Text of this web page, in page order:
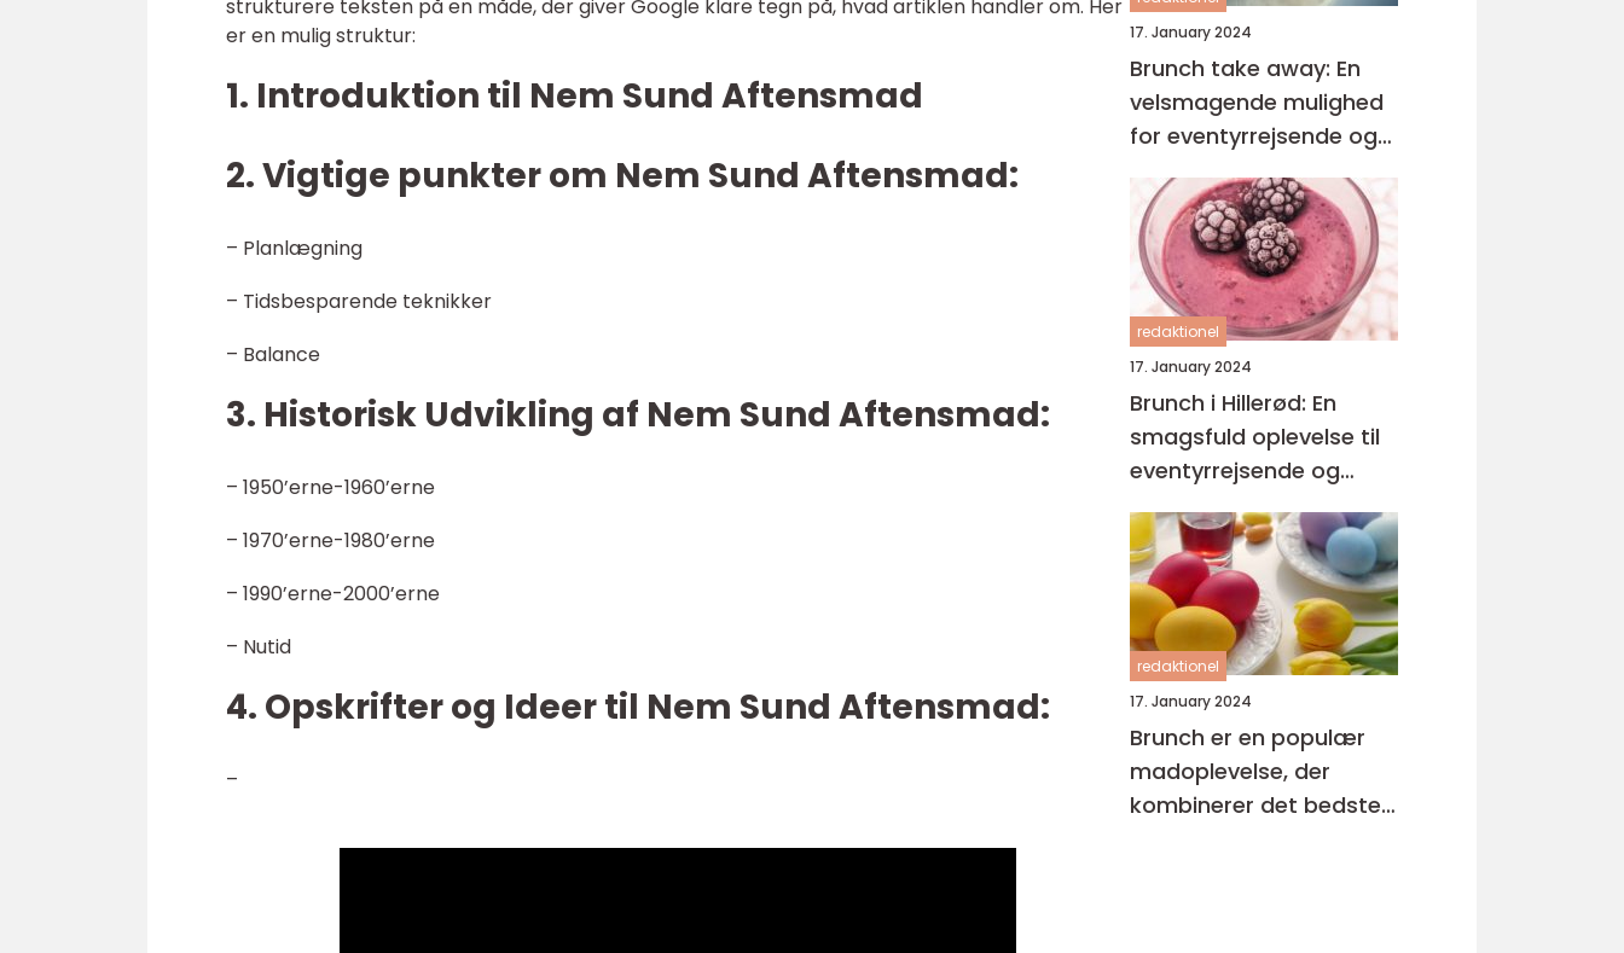
strukturere teksten på en måde, der giver Google klare tegn på, hvad artiklen handler om. Her
er en mulig struktur:
1. Introduktion til Nem Sund Aftensmad
2. Vigtige punkter om Nem Sund Aftensmad:
– Planlægning
– Tidsbesparende teknikker
– Balance
3. Historisk Udvikling af Nem Sund Aftensmad:
– 1950’erne-1960’erne
– 1970’erne-1980’erne
– 1990’erne-2000’erne
– Nutid
4. Opskrifter og Ideer til Nem Sund Aftensmad:
–
17. January 2024
Brunch take away: En
velsmagende mulighed
for eventyrrejsende og
backpackere
redaktionel
17. January 2024
Brunch i Hillerød: En
smagsfuld oplevelse til
eventyrrejsende og
backpackere
redaktionel
17. January 2024
Brunch er en populær
madoplevelse, der
kombinerer det bedste